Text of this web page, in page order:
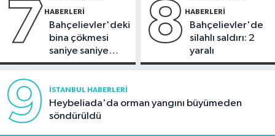
7 HABERLERI
Bahçelievler'deki
bina çökmesi
saniye saniye
görüntülendi
8 HABERLERI
Bahçelievler'de
silahlı saldırı: 2
yaralı
9 İSTANBUL HABERLERI
Heybeliada'da orman yangını büyümeden
söndürüldü